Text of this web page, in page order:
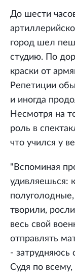
До шести
город шел
студию. По
краски от
Репетиции
и иногда
Несмотря на
роль в
что учился у
"Вспоминая
удивляешься:
творили,
весь свой
отправлять
- затрудняюсь
Судя по